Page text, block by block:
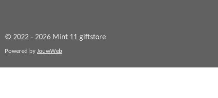
© 2022 - 2026 Mint 11 giftstore
Powered by JouwWeb